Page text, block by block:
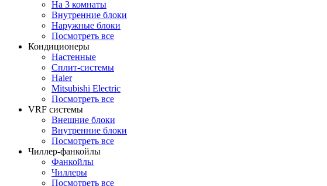
На 3 комнаты
Внутренние блоки
Наружные блоки
Посмотреть все
Кондиционеры
Настенные
Сплит-системы
Haier
Mitsubishi Electric
Посмотреть все
VRF системы
Внешние блоки
Внутренние блоки
Посмотреть все
Чиллер-фанкойлы
Фанкойлы
Чиллеры
Посмотреть все